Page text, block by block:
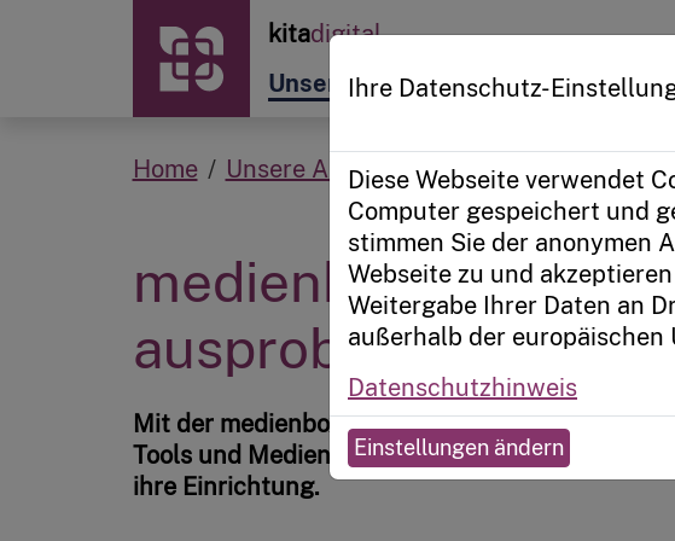
Zur Startseite
kitadigital
Unsere Angebote
Plattform zur
Home Unsere Angebote Projekte
medienbox.kita –
ausprobieren,
Mit der medienbox.kita holen sich Berliner
Tools und Medien zur Bereicherung und
ihre Einrichtung.
Ihre Datenschutz-
Diese Webseite verwendet
Computer gespeichert und
stimmen Sie der anonymen
Webseite zu und
Weitergabe Ihrer Daten an
außerhalb der europäischen
Datenschutzhinweis
Einstellungen ändern